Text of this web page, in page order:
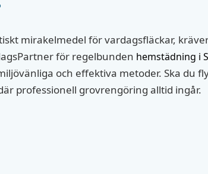
mirakelmedel för vardagsfläckar,
för regelbunden hemstädning i
och effektiva metoder. Ska du
professionell grovrengöring alltid ingår.